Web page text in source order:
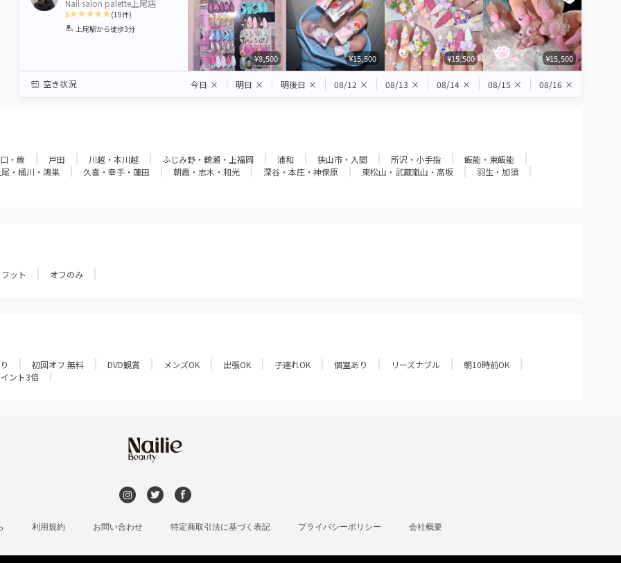
Nail salon palette上尾店
5
1 2 3 4 5
(19件)
上尾駅から徒歩3分
¥8,500 ¥15,500 ¥15,500 ¥15,500
空き状況 今日 × 明日 × 明後日 × 08/12 × 08/13 × 08/14 × 08/15 × 08/16 ×
・蕨 戸田 川越・本川越 ふじみ野・鶴瀬・上福岡 浦和 狭山市・入間 所沢・小手指
飯能・東飯能
尾・桶川・鴻巣 久喜・幸手・蓮田 朝霞・志木・和光 深谷・本庄・神保原 東松山・武蔵嵐山・高坂
羽生・加須
フット オフのみ
初回オフ 無料 DVD観賞 メンズOK 出張OK 子連れOK 個室あり リーズナブル
朝10時前OK
ント3倍
利用規約 お問い合わせ 特定商取引法に基づく表記 プライバシーポリシー 会社概要